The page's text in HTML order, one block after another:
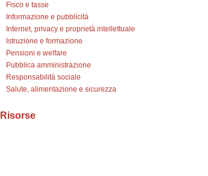
Fisco e tasse
Informazione e pubblicità
Internet, privacy e proprietà intellettuale
Istruzione e formazione
Pensioni e welfare
Pubblica amministrazione
Responsabilità sociale
Salute, alimentazione e sicurezza
Risorse